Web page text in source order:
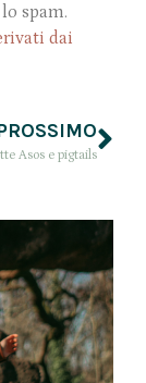
spam.
dai
Asos e pigtails